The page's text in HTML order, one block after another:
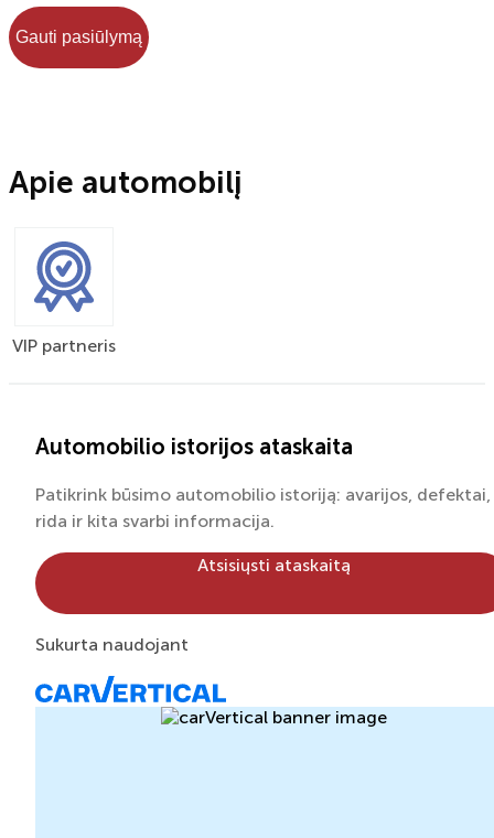
Gauti pasiūlymą
Apie automobilį
VIP partneris
Automobilio istorijos ataskaita
Patikrink būsimo automobilio istoriją: avarijos, defektai,
rida ir kita svarbi informacija.
Atsisiųsti ataskaitą
Sukurta naudojant